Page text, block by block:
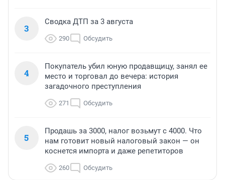
3
Сводка ДТП за 3 августа
290 Обсудить
4
Покупатель убил юную продавщицу, занял ее
место и торговал до вечера: история
загадочного преступления
271 Обсудить
5
Продашь за 3000, налог возьмут с 4000. Что
нам готовит новый налоговый закон — он
коснется импорта и даже репетиторов
260 Обсудить